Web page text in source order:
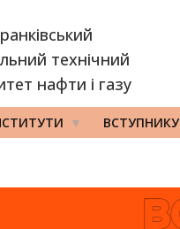
технічний
нафти і газу
ВСТУПНИКУ